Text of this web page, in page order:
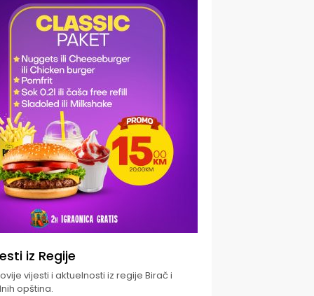
iz Regije
vijesti i aktuelnosti iz regije Birač i
opština.